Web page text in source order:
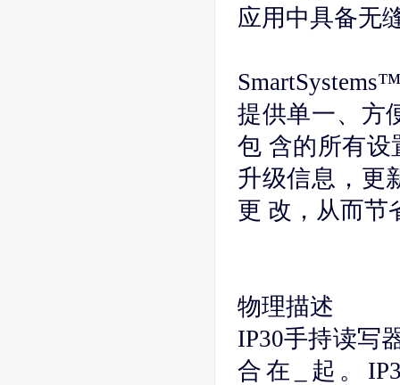
应用中具备无
提供单一、方
包 含的所有设
升级信息，更
更 改，从而节
物理描述
IP30手持读写
合在_起。